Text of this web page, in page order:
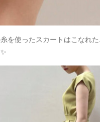
を使ったスカートはこなれ